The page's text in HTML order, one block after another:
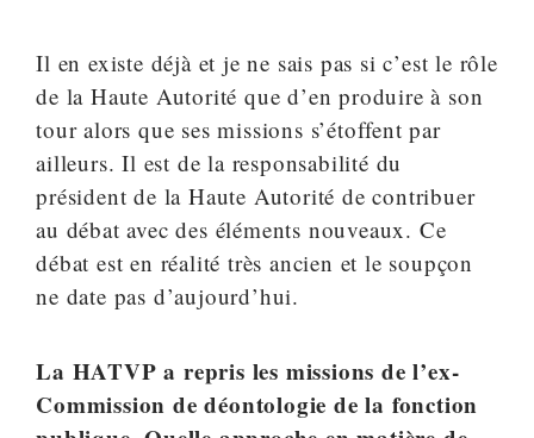
Il en existe déjà et je ne sais pas si c’est le rôle
de la Haute Autorité que d’en produire à son
tour alors que ses missions s’étoffent par
ailleurs. Il est de la responsabilité du
président de la Haute Autorité de contribuer
au débat avec des éléments nouveaux. Ce
débat est en réalité très ancien et le soupçon
ne date pas d’aujourd’hui.
La HATVP a repris les missions de l’ex-
Commission de déontologie de la fonction